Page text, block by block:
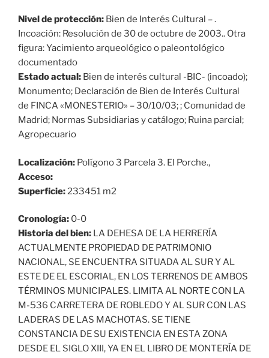
Nivel de protección: Bien de Interés Cultural – .
Incoación: Resolución de 30 de octubre de 2003.. Otra
figura: Yacimiento arqueológico o paleontológico
documentado
Estado actual: Bien de interés cultural -BIC- (incoado);
Monumento; Declaración de Bien de Interés Cultural
de FINCA «MONESTERIO» – 30/10/03; ; Comunidad de
Madrid; Normas Subsidiarias y catálogo; Ruina parcial;
Agropecuario
Localización: Polígono 3 Parcela 3. El Porche.,
Acceso:
Superficie:233451 m2
Cronología: 0-0
Historia del bien: LA DEHESA DE LA HERRERÍA
ACTUALMENTE PROPIEDAD DE PATRIMONIO
NACIONAL, SE ENCUENTRA SITUADA AL SUR Y AL
ESTE DE EL ESCORIAL, EN LOS TERRENOS DE AMBOS
TÉRMINOS MUNICIPALES. LIMITA AL NORTE CON LA
M-536 CARRETERA DE ROBLEDO Y AL SUR CON LAS
LADERAS DE LAS MACHOTAS. SE TIENE
CONSTANCIA DE SU EXISTENCIA EN ESTA ZONA
DESDE EL SIGLO XIII, YA EN EL LIBRO DE MONTERÍA DE